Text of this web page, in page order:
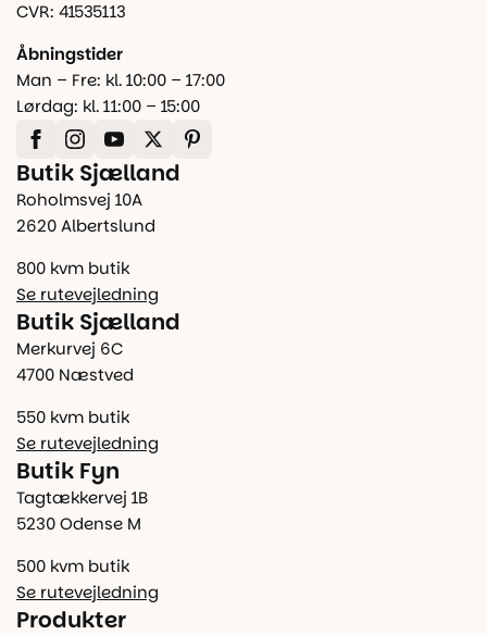
CVR: 41535113
Åbningstider
Man – Fre: kl. 10:00 – 17:00
Lørdag: kl. 11:00 – 15:00
Butik Sjælland
Roholmsvej 10A
2620 Albertslund
800 kvm butik
Se rutevejledning
Butik Sjælland
Merkurvej 6C
4700 Næstved
550 kvm butik
Se rutevejledning
Butik Fyn
Tagtækkervej 1B
5230 Odense M
500 kvm butik
Se rutevejledning
Produkter